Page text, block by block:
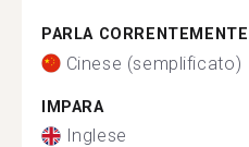
PARLA CORRENTEMENTE
Cinese (semplificato)
IMPARA
Inglese